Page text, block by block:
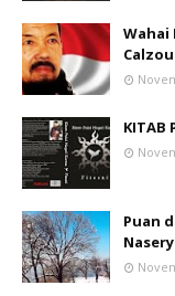
Wahai
KITAB
Puan